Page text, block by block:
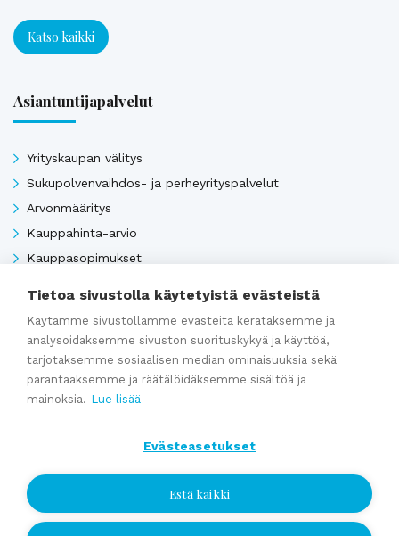
Katso kaikki
Asiantuntijapalvelut
Yrityskaupan välitys
Sukupolvenvaihdos- ja perheyrityspalvelut
Arvonmääritys
Kauppahinta-arvio
Kauppasopimukset
Katso kaikki
Ajankohtaista
Webinaaritallenne: Onko yrityksesi myyntikunnossa? Näin
valmistaudut yrityskauppaan ajoissa
Kumppaniblogi: Avio-oikeus ja omistajanvaihdos
Yrityskauppablogi: Miksi käyttää yritysvälittäjää
Tietoa sivustolla käytetyistä evästeistä
Käytämme sivustollamme evästeitä kerätäksemme ja
analysoidaksemme sivuston suorituskykyä ja käyttöä,
tarjotaksemme sosiaalisen median ominaisuuksia sekä
parantaaksemme ja räätälöidäksemme sisältöä ja
mainoksia. Lue lisää
Evästeasetukset
Estä kaikki